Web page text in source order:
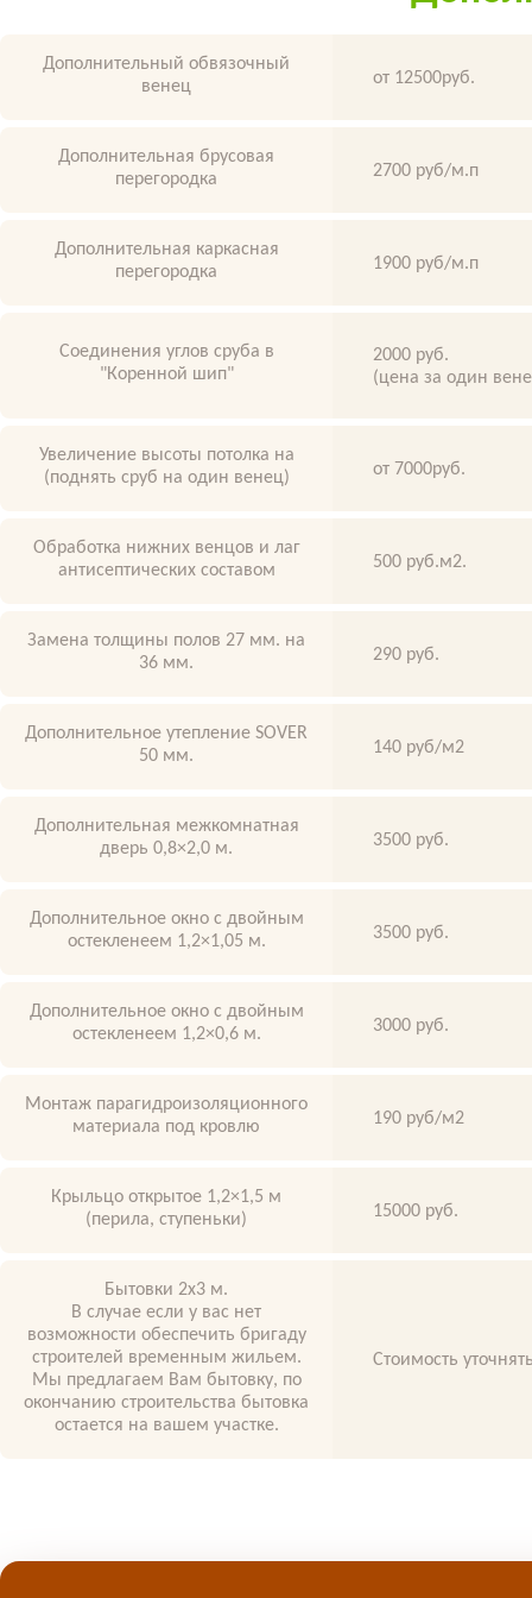
Дополнительный обвязочный
венец
от 12500руб.
Дополнительная брусовая
перегородка
2700 руб/м.п
Дополнительная каркасная
перегородка
1900 руб/м.п
Соединения углов сруба в
"Коренной шип"
2000 руб.
(цена за один
Увеличение высоты потолка на
(поднять сруб на один венец)
от 7000руб.
Обработка нижних венцов и лаг
антисептических составом
500 руб.м2.
Замена толщины полов 27 мм. на
36 мм.
290 руб.
Дополнительное утепление SOVER
50 мм.
140 руб/м2
Дополнительная межкомнатная
дверь 0,8×2,0 м.
3500 руб.
Дополнительное окно с двойным
остекленеем 1,2×1,05 м.
3500 руб.
Дополнительное окно с двойным
остекленеем 1,2×0,6 м.
3000 руб.
Монтаж парагидроизоляционного
материала под кровлю
190 руб/м2
Крыльцо открытое 1,2×1,5 м
(перила, ступеньки)
15000 руб.
Бытовки 2х3 м.
В случае если у вас нет
возможности обеспечить бригаду
строителей временным жильем.
Мы предлагаем Вам бытовку, по
окончанию строительства бытовка
остается на вашем участке.
Стоимость